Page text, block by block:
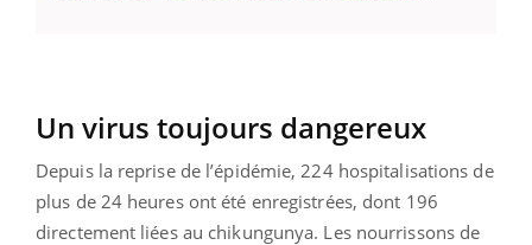
Un virus toujours dangereux
Depuis la reprise de l’épidémie, 224 hospitalisations de
plus de 24 heures ont été enregistrées, dont 196
directement liées au chikungunya. Les nourrissons de